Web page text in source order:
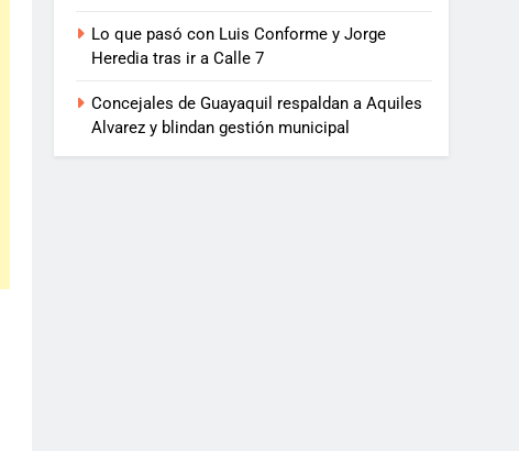
Lo que pasó con Luis Conforme y Jorge
Heredia tras ir a Calle 7
Concejales de Guayaquil respaldan a Aquiles
Alvarez y blindan gestión municipal